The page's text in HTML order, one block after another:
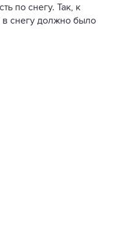
по снегу. Так, к
в снегу должно было